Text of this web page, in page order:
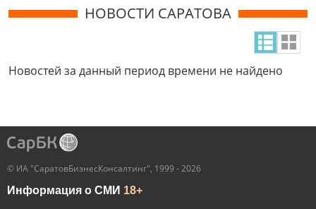
НОВОСТИ САРАТОВА
Новостей за данный период времени не найдено
© ИА "СаратовБизнесКонсалтинг", 1999 - 2026
Информация о СМИ 18+